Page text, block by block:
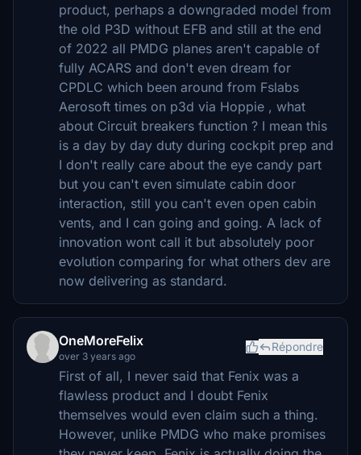
product, perhaps a downgraded model from
the old P3D without EFB and still at the end
of 2022 all PMDG planes aren't capable of
fully ACARS and don't even dream for
CPDLC which been around from Fslabs
Aerosoft times on p3d via Hoppie , what
about Circuit breakers function ? I mean this
is a day by day duty during cockpit prep and
I don't really care about the eye candy part
but you can't even simulate cabin door
interaction, still you can't even open cabin
vents, and I can going and going. A lack of
innovation wont call it but absolutely poor
evolution comparing for what others dev are
now delivering as standard.
OneMoreFelix
over 3 years ago
Répondre
First of all, I never said that Fenix was a
flawless product and I doubt Fenix
themselves would even claim such a thing.
However, unlike PMDG who make promises